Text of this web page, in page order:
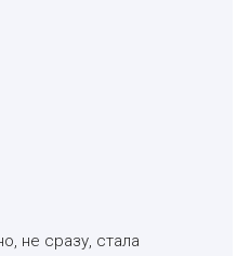
не сразу, стала